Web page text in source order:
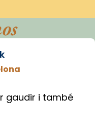
gaudir i també